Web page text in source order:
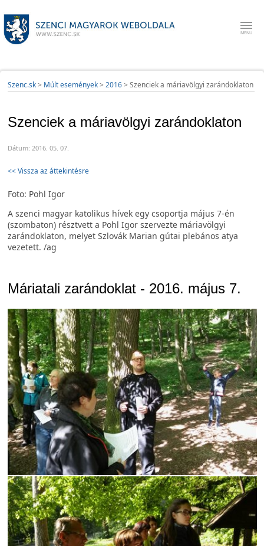
Szenc.sk> Múlt események> 2016> Szenciek a máriavölgyi zarándoklaton
Szenciek a máriavölgyi zarándoklaton
Dátum: 2016. 05. 07.
<< Vissza az áttekintésre
Foto: Pohl Igor
A szenci magyar katolikus hívek egy csoportja május 7-én
(szombaton) résztvett a Pohl Igor szervezte máriavölgyi
zarándoklaton, melyet Szlovák Marian gútai plebános atya
vezetett. /ag
Máriatali zarándoklat - 2016. május 7.